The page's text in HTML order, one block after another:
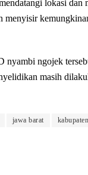
lokasi
menyisir
nyambi ngojek
masih
jawa barat